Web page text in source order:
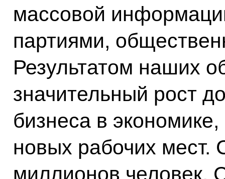
массовой
партиями,
Результатом наших
значительный рост
бизнеса в
новых рабочих мест.
миллионов человек.